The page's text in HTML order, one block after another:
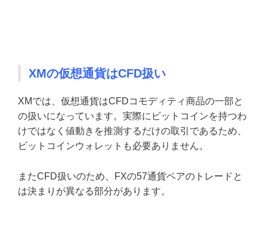
XMの仮想通貨はCFD扱い
XMでは、仮想通貨はCFDコモディティ商品の一部と
の扱いになっています。実際にビットコインを持つわ
けではなく値動きを推測するだけの取引であるため、
ビットコインウォレットも必要ありません。
またCFD扱いのため、FXの57通貨ペアのトレードと
は決まりが異なる部分があります。